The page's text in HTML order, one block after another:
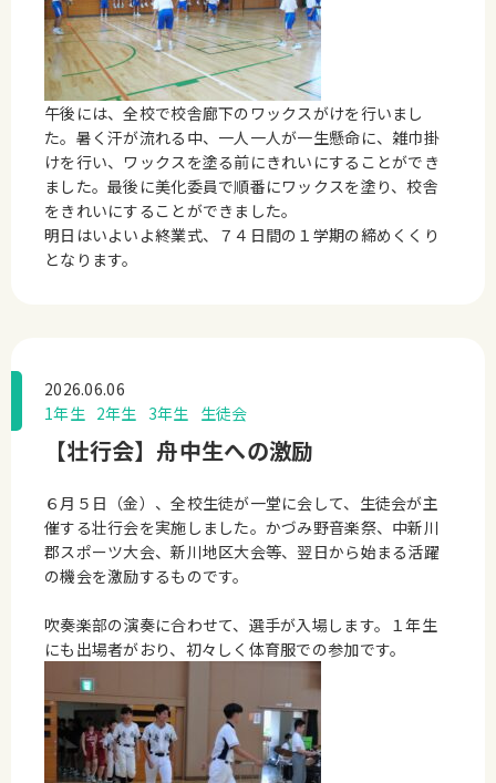
午後には、全校で校舎廊下のワックスがけを行いまし
た。暑く汗が流れる中、一人一人が一生懸命に、雑巾掛
けを行い、ワックスを塗る前にきれいにすることができ
ました。最後に美化委員で順番にワックスを塗り、校舎
をきれいにすることができました。
明日はいよいよ終業式、７４日間の１学期の締めくくり
となります。
2026.06.06
1年生 2年生 3年生 生徒会
【壮行会】舟中生への激励
６月５日（金）、全校生徒が一堂に会して、生徒会が主
催する壮行会を実施しました。かづみ野音楽祭、中新川
郡スポーツ大会、新川地区大会等、翌日から始まる活躍
の機会を激励するものです。
吹奏楽部の演奏に合わせて、選手が入場します。１年生
にも出場者がおり、初々しく体育服での参加です。